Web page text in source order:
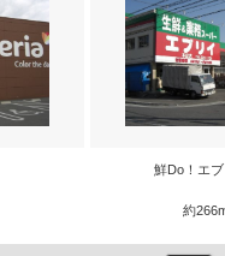
鮮Do！エ
約